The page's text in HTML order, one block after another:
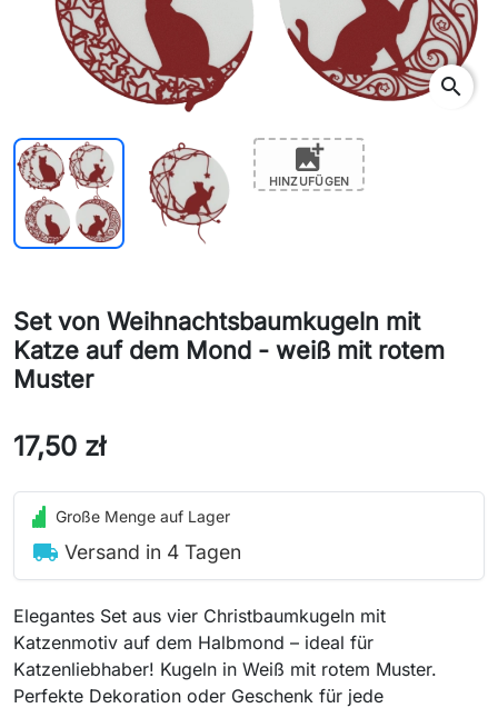
search
add_photo_alternate
HINZUFÜGEN
Set von Weihnachtsbaumkugeln mit
Katze auf dem Mond - weiß mit rotem
Muster
17,50 zł
Große Menge auf Lager
local_shipping Versand in 4 Tagen
Elegantes Set aus vier Christbaumkugeln mit
Katzenmotiv auf dem Halbmond – ideal für
Katzenliebhaber! Kugeln in Weiß mit rotem Muster.
Perfekte Dekoration oder Geschenk für jede